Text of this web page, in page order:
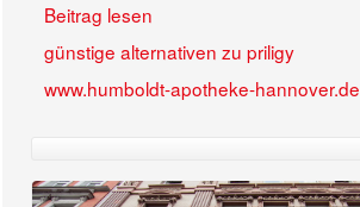
Beitrag lesen
günstige alternativen zu priligy
www.humboldt-apotheke-hannover.de